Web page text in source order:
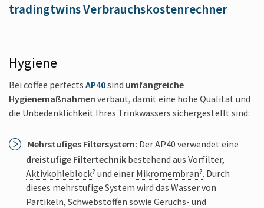
tradingtwins Verbrauchskosten­rechner
Hygiene
Bei coffee perfects AP40sind umfangreiche
Hygienemaßnahmen verbaut, damit eine hohe Qualität und
die Unbedenklichkeit Ihres Trinkwassers sichergestellt sind:
Mehrstufiges Filtersystem: Der AP40 verwendet eine
dreistufige Filtertechnikbestehend aus Vorfilter,
Aktivkohleblock und einer Mikromembran . Durch
dieses mehrstufige System wird das Wasser von
Partikeln, Schwebstoffen sowie Geruchs- und